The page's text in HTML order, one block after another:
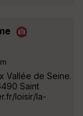
Vallée de Seine.
Saint
loisir/la-